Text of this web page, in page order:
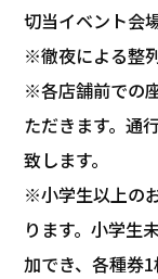
切当イベント会
※徹夜による整
※各店舗前での
ただきます。通
致します。
※小学生以上の
ります。小学生
加でき、各種券